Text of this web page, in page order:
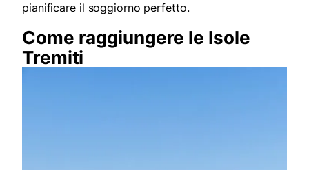
pianificare il soggiorno perfetto.
Come raggiungere le Isole
Tremiti